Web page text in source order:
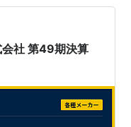
社 第49期決算